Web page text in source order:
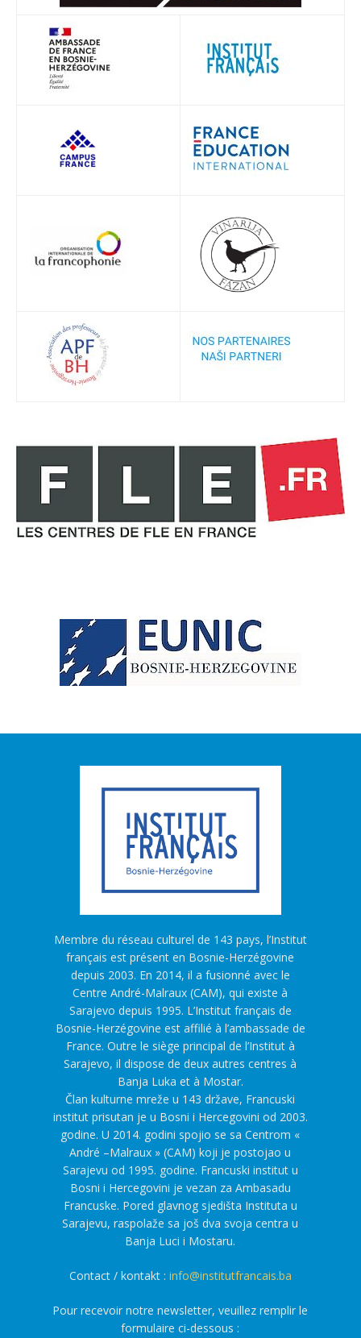
Membre du réseau culturel de 143 pays, l’Institut
français est présent en Bosnie-Herzégovine
depuis 2003. En 2014, il a fusionné avec le
Centre André-Malraux (CAM), qui existe à
Sarajevo depuis 1995. L’Institut français de
Bosnie-Herzégovine est affilié à l’ambassade de
France. Outre le siège principal de l’Institut à
Sarajevo, il dispose de deux autres centres à
Banja Luka et à Mostar.
Član kulturne mreže u 143 države, Francuski
institut prisutan je u Bosni i Hercegovini od 2003.
godine. U 2014. godini spojio se sa Centrom «
André –Malraux » (CAM) koji je postojao u
Sarajevu od 1995. godine. Francuski institut u
Bosni i Hercegovini je vezan za Ambasadu
Francuske. Pored glavnog sjedišta Instituta u
Sarajevu, raspolaže sa još dva svoja centra u
Banja Luci i Mostaru.
Contact / kontakt : info@institutfrancais.ba
Pour recevoir notre newsletter, veuillez remplir le
formulaire ci-dessous :